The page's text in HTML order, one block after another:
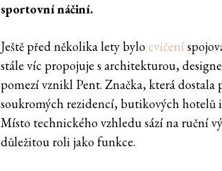
sportovní náčiní.
Ještě před několika lety bylocvičení
stále víc propojuje s architekturou,
pomezí vznikl Pent. Značka, která
soukromých rezidencí, butikových hotelů
Místo technického vzhledu sází na ruční
důležitou roli jako funkce.